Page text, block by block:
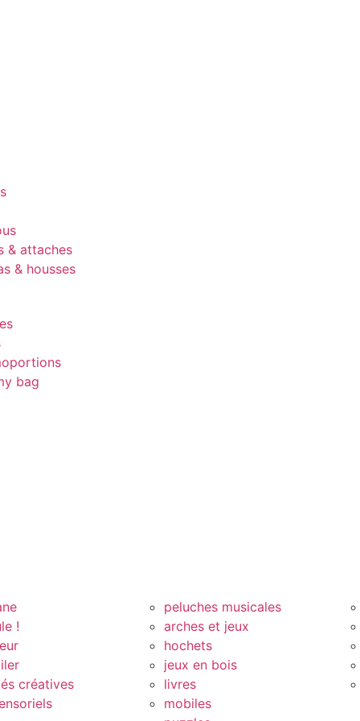
& attaches
& housses
bag
!
créatives
peluches musicales
arches et jeux
hochets
jeux en bois
livres
mobiles